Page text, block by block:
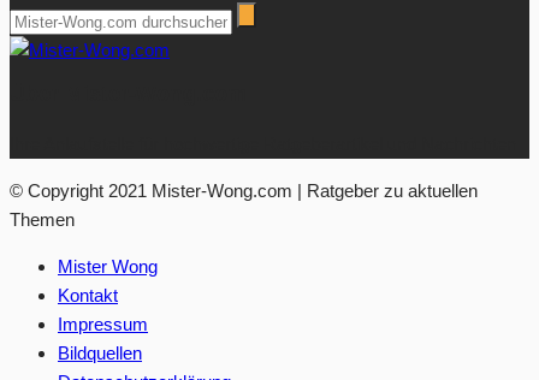
© Copyright 2021 Mister-Wong.com | Ratgeber zu aktuellen
Themen
Mister Wong
Kontakt
Impressum
Bildquellen